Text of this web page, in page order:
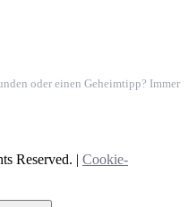
oder einen Geheimtipp? Immer
Reserved. | Cookie-